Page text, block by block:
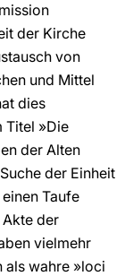
der Kirche
von
und Mittel
dies
Titel »Die
der Alten
der Einheit
Taufe
der
vielmehr
als wahre »loci